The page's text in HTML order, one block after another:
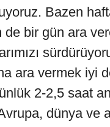
Bazen
de bir gün ara
ara vermek iyi
2-2,5 saat
dünya ve